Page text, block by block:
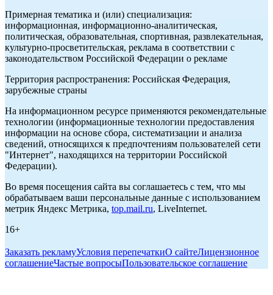
Примерная тематика и (или) специализация:
информационная, информационно-аналитическая,
политическая, образовательная, спортивная, развлекательная,
культурно-просветительская, реклама в соответствии с
законодательством Российской Федерации о рекламе
Территория распространения: Российская Федерация,
зарубежные страны
На информационном ресурсе применяются рекомендательные
технологии (информационные технологии предоставления
информации на основе сбора, систематизации и анализа
сведений, относящихся к предпочтениям пользователей сети
"Интернет", находящихся на территории Российской
Федерации).
Во время посещения сайта вы соглашаетесь с тем, что мы
обрабатываем ваши персональные данные с использованием
метрик Яндекс Метрика, top.mail.ru, LiveInternet.
16+
Заказать рекламуУсловия перепечаткиО сайтеЛицензионное
соглашениеЧастые вопросыПользовательское соглашение